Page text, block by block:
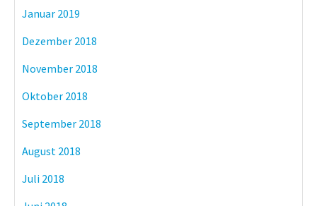
Januar 2019
Dezember 2018
November 2018
Oktober 2018
September 2018
August 2018
Juli 2018